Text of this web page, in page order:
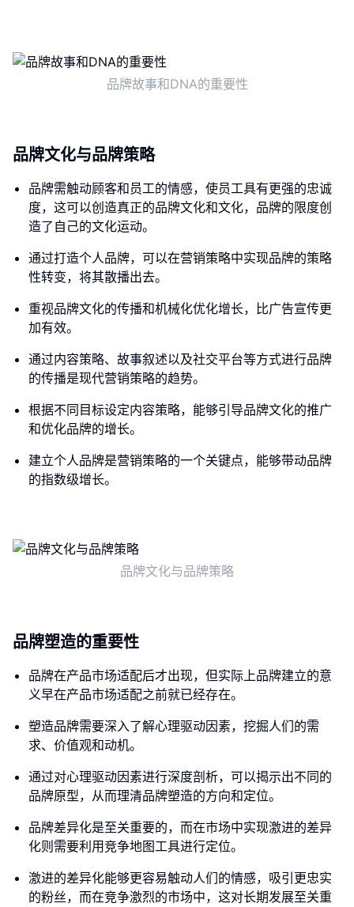
品牌故事和DNA的重要性
品牌文化与品牌策略
品牌需触动顾客和员工的情感，使员工具有更强的忠诚
度，这可以创造真正的品牌文化和文化，品牌的限度创
造了自己的文化运动。
通过打造个人品牌，可以在营销策略中实现品牌的策略
性转变，将其散播出去。
重视品牌文化的传播和机械化优化增长，比广告宣传更
加有效。
通过内容策略、故事叙述以及社交平台等方式进行品牌
的传播是现代营销策略的趋势。
根据不同目标设定内容策略，能够引导品牌文化的推广
和优化品牌的增长。
建立个人品牌是营销策略的一个关键点，能够带动品牌
的指数级增长。
品牌文化与品牌策略
品牌塑造的重要性
品牌在产品市场适配后才出现，但实际上品牌建立的意
义早在产品市场适配之前就已经存在。
塑造品牌需要深入了解心理驱动因素，挖掘人们的需
求、价值观和动机。
通过对心理驱动因素进行深度剖析，可以揭示出不同的
品牌原型，从而理清品牌塑造的方向和定位。
品牌差异化是至关重要的，而在市场中实现激进的差异
化则需要利用竞争地图工具进行定位。
激进的差异化能够更容易触动人们的情感，吸引更忠实
的粉丝，而在竞争激烈的市场中，这对长期发展至关重